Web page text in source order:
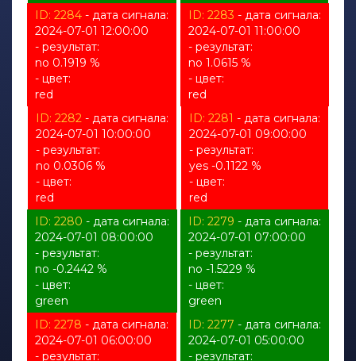
ID: 2284 - дата сигнала:
2024-07-01 12:00:00
- результат:
no 0.1919 %
- цвет:
red
ID: 2283 - дата сигнала:
2024-07-01 11:00:00
- результат:
no 1.0615 %
- цвет:
red
ID: 2282 - дата сигнала:
2024-07-01 10:00:00
- результат:
no 0.0306 %
- цвет:
red
ID: 2281 - дата сигнала:
2024-07-01 09:00:00
- результат:
yes -0.1122 %
- цвет:
red
ID: 2280 - дата сигнала:
2024-07-01 08:00:00
- результат:
no -0.2442 %
- цвет:
green
ID: 2279 - дата сигнала:
2024-07-01 07:00:00
- результат:
no -1.5229 %
- цвет:
green
ID: 2278 - дата сигнала:
2024-07-01 06:00:00
- результат:
ID: 2277 - дата сигнала:
2024-07-01 05:00:00
- результат: